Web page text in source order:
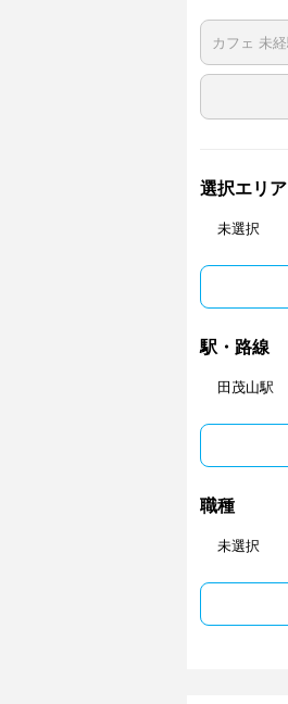
選択エリア
未選択
駅・路線
田茂山駅
職種
未選択